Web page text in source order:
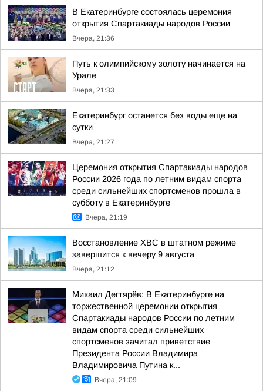
В Екатеринбурге состоялась церемония
открытия Спартакиады народов России
Вчера, 21:36
Путь к олимпийскому золоту начинается на
Урале
Вчера, 21:33
Екатеринбург останется без воды еще на
сутки
Вчера, 21:27
Церемония открытия Спартакиады народов
России 2026 года по летним видам спорта
среди сильнейших спортсменов прошла в
субботу в Екатеринбурге
Вчера, 21:19
Восстановление ХВС в штатном режиме
завершится к вечеру 9 августа
Вчера, 21:12
Михаил Дегтярёв: В Екатеринбурге на
торжественной церемонии открытия
Спартакиады народов России по летним
видам спорта среди сильнейших
спортсменов зачитал приветствие
Президента России Владимира
Владимировича Путина к...
Вчера, 21:09